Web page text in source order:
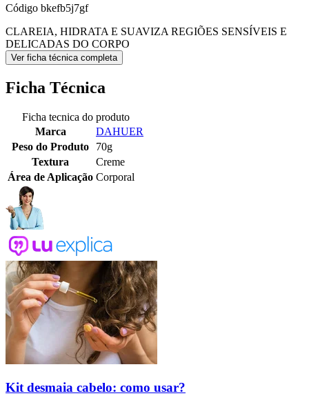
Código bkefb5j7gf
CLAREIA, HIDRATA E SUAVIZA REGIÕES SENSÍVEIS E
DELICADAS DO CORPO
Ver ficha técnica completa
Ficha Técnica
Ficha tecnica do produto
Marca
DAHUER
Peso do Produto
70g
Textura
Creme
Área de Aplicação Corporal
Kit desmaia cabelo: como usar?